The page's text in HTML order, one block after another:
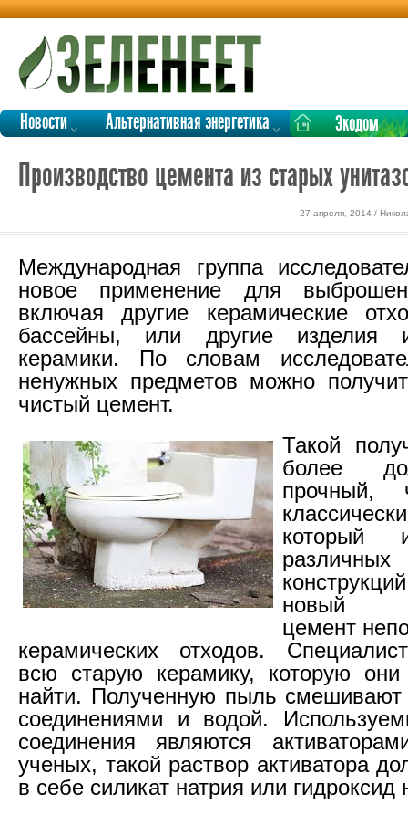
Новости Альтернативная энергетика Экодом
Производство цемента из старых
27 апреля, 2014 /
Международная группа
новое применение для
включая другие керамические
бассейны, или другие изделия
керамики. По словам
ненужных предметов можно
чистый цемент.
Такой
более
прочный,
который
новый
цемент
керамических отходов.
всю старую керамику, которую они
найти. Полученную пыль смешивают
соединениями и водой.
соединения являются
ученых, такой раствор активатора
в себе силикат натрия или гидроксид